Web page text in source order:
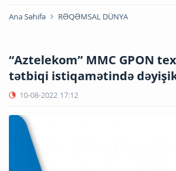
Ana Səhifə RƏQƏMSAL DÜNYA
“Aztelekom” MMC GPON
tətbiqi istiqamətində
10-08-2022 17:12